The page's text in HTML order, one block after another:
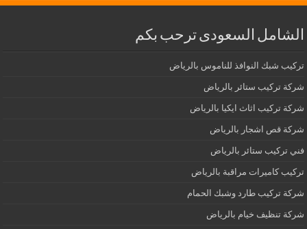
الشامل السعودى ترحب بكم
تركيب شبك النوافذ للناموس بالرياض
شركة تركيب ستائر بالرياض
شركة تركيب اثاث ايكيا بالرياض
شركة قص اشجار بالرياض
فني تركيب ستائر بالرياض
تركيب كاميرات مراقبة بالرياض
شركة تركيب طارد وشبك الحمام
شركة تنظيف خيام بالرياض